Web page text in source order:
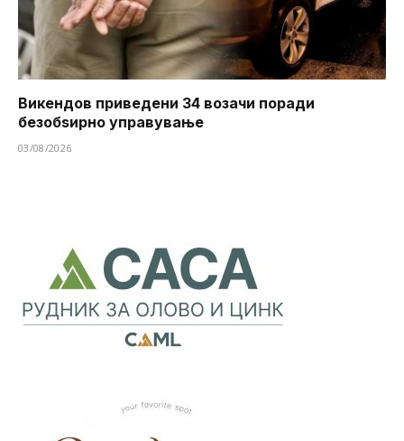
Викендов приведени 34 возачи поради
безобѕирно управување
03/08/2026